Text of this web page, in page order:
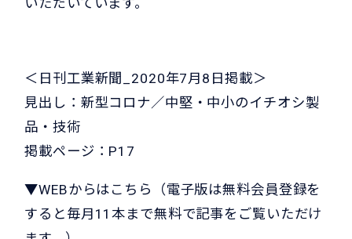
＜日刊工業新聞_2020年7月8日掲載＞
見出し：新型コロナ／中堅・中小のイチオシ製
品・技術
掲載ページ：P17
▼WEBからはこちら（電子版は無料会員登録を
すると毎月11本まで無料で記事をご覧いただけ